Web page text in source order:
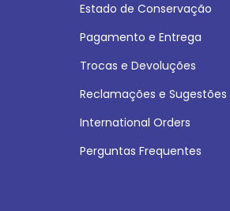
Estado de Conservação
Pagamento e Entrega
Trocas e Devoluções
Reclamações e Sugestões
International Orders
Perguntas Frequentes